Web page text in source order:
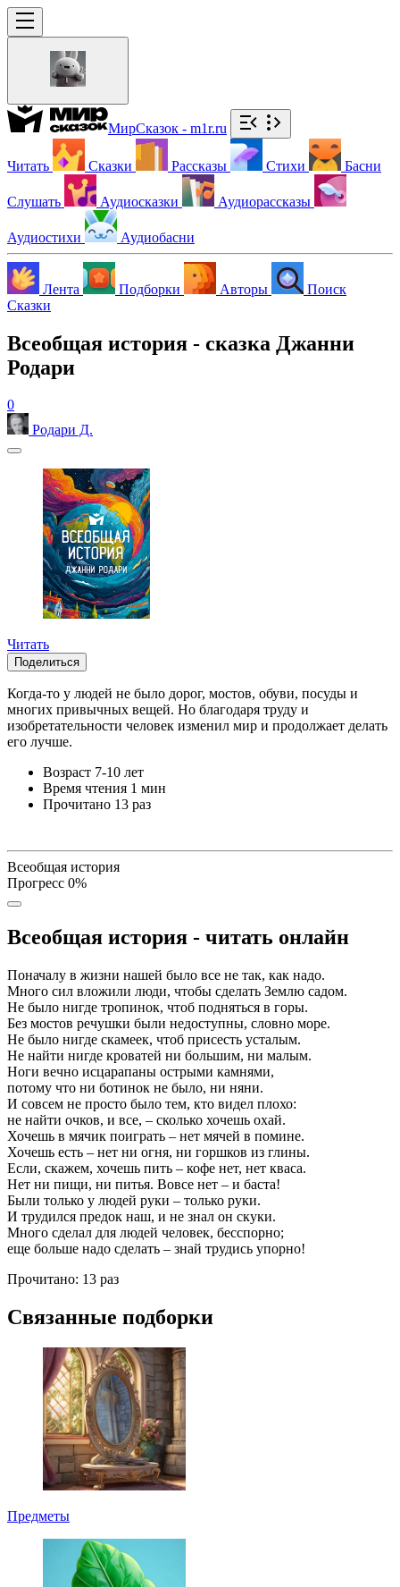
МирСказок - m1r.ru
Читать Сказки Рассказы Стихи Басни
Слушать Аудиосказки Аудиорассказы
Аудиостихи Аудиобасни
Лента Подборки Авторы
Поиск
Сказки
Всеобщая история - сказка Джанни
Родари
0
Родари Д.
Читать
Поделиться
Когда-то у людей не было дорог, мостов, обуви, посуды и
многих привычных вещей. Но благодаря труду и
изобретательности человек изменил мир и продолжает делать
его лучше.
Возраст 7-10 лет
Время чтения 1 мин
Прочитано 13 раз
Всеобщая история
Прогресс 0%
Всеобщая история - читать онлайн
Поначалу в жизни нашей было все не так, как надо.
Много сил вложили люди, чтобы сделать Землю садом.
Не было нигде тропинок, чтоб подняться в горы.
Без мостов речушки были недоступны, словно море.
Не было нигде скамеек, чтоб присесть усталым.
Не найти нигде кроватей ни большим, ни малым.
Ноги вечно исцарапаны острыми камнями,
потому что ни ботинок не было, ни няни.
И совсем не просто было тем, кто видел плохо:
не найти очков, и все, – сколько хочешь охай.
Хочешь в мячик поиграть – нет мячей в помине.
Хочешь есть – нет ни огня, ни горшков из глины.
Если, скажем, хочешь пить – кофе нет, нет кваса.
Нет ни пищи, ни питья. Вовсе нет – и баста!
Были только у людей руки – только руки.
И трудился предок наш, и не знал он скуки.
Много сделал для людей человек, бесспорно;
еще больше надо сделать – знай трудись упорно!
Прочитано: 13 раз
Связанные подборки
Предметы